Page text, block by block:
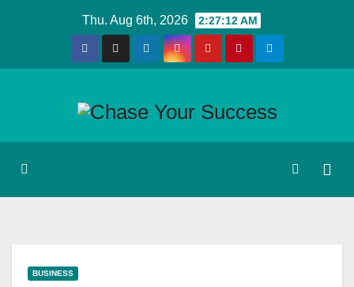
Thu. Aug 6th, 2026 2:27:13 AM
BUSINESS